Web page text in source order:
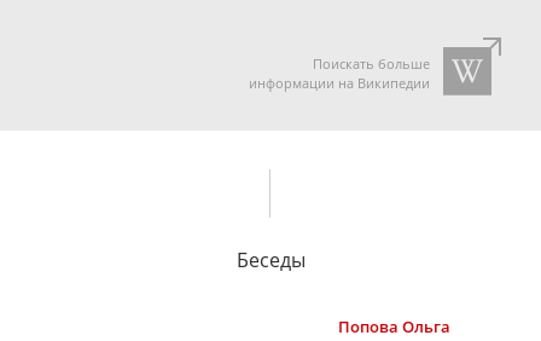
Поискать больше
информации на Википедии
Беседы
Попова Ольга